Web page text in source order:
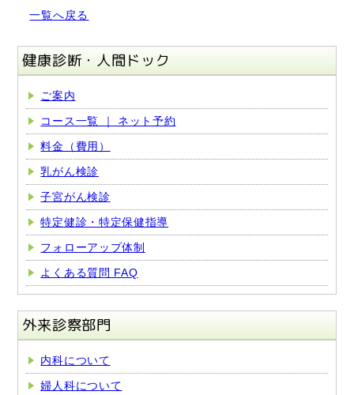
一覧へ戻る
健康診断・人間ドック
ご案内
コース一覧 ｜ ネット予約
料金（費用）
乳がん検診
子宮がん検診
特定健診・特定保健指導
フォローアップ体制
よくある質問 FAQ
外来診察部門
内科について
婦人科について